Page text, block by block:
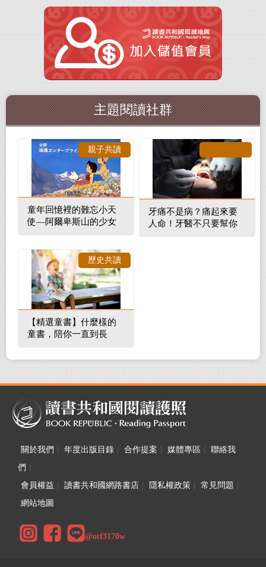
主題閱讀社群
童年回憶裡的難忘小天
使—阿爾卑斯山的少女
親子共讀
牙痛不是病？痛起來要
人命！牙醫不只要幫你
【精選童書】什麼樣的
童書，陪你一直到長
歷史共讀
關於我們 年度出版目錄 合作提案 媒體專區
聯絡我
們
會員權益
讀書共和國網路書店 隱私權政策 常見問題
網站地圖
@otf3170w